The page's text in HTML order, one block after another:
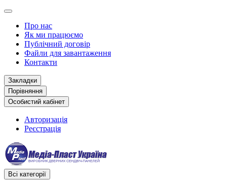
Про нас
Як ми працюємо
Публічний договір
Файли для завантаження
Контакти
Закладки
Порівняння
Особистий кабінет
Авторизація
Реєстрація
Всі категорії